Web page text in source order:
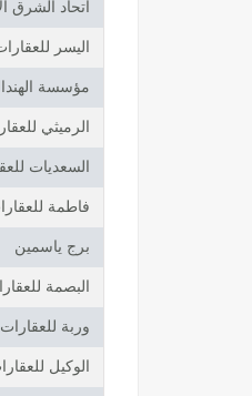
اتحاد الشرق
اليسر
مؤسسة
الرميثي
السعديات
فاطمة
برج ياسمين
البصمة
وربة للعقارات
الوكيل